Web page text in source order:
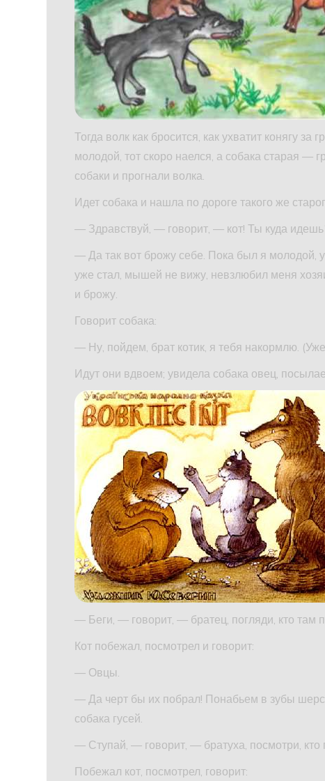
Тогда волк как бросится, как ухватит конягу
молодой, тот скоро наелся, а собака старая —
собаки и прогнали волка.
Идет собака и нашла по дороге такого же
— Здравствуй, — говорит, — кот! Ты куда
— Да так вот брожу себе. Пока был я молодой,
уже стал, мышей не вижу, невзлюбил меня
и брожу.
Говорит собака:
— Ну, пойдем, брат котик, я тебя накормлю. (Уже
Идут они вдвоем; увидела собака овец,
— Беги, — говорит, — братец, погляди, кто там
Кот побежал, посмотрел и говорит:
— Овцы.
— Да черт бы их побрал! Понабьем в зубы
собака гусей.
— Ступай, — говорит, — братуха, посмотри, кто
Побежал кот, посмотрел, говорит: